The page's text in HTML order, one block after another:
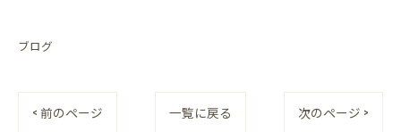
ブログ
< 前のページ 一覧に戻る 次のページ >